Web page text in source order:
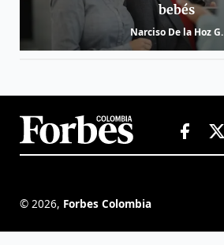
bebés
Narciso De la Hoz G.
© 2026, Forbes Colombia